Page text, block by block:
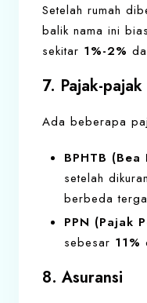
Setelah rumah
balik nama ini
sekitar 1%-2%
7. Pajak-
Ada beberapa
BPHTB
setelah
berbeda
PPN (Pajak
sebesar 11%
8. Asuransi